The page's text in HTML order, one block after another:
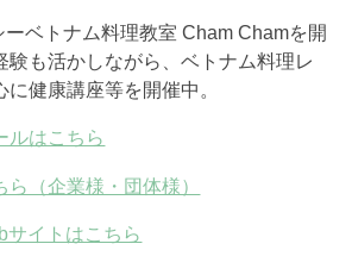
ベトナム料理教室 Cham Chamを開
験も活かしながら、ベトナム料理レ
健康講座等を開催中。
ルはこちら
（企業様・団体様）
サイトはこちら